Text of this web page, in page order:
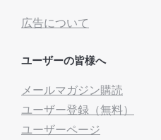
広告について
ユーザーの皆様へ
メールマガジン購読
ユーザー登録（無料）
ユーザーページ